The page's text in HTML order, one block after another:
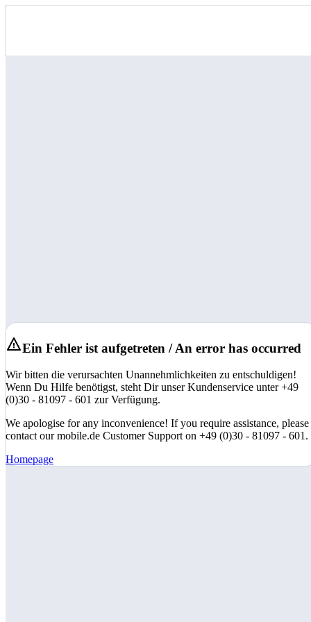
Ein Fehler ist aufgetreten / An error has occurred
Wir bitten die verursachten Unannehmlichkeiten zu entschuldigen!
Wenn Du Hilfe benötigst, steht Dir unser Kundenservice unter +49
(0)30 - 81097 - 601 zur Verfügung.
We apologise for any inconvenience! If you require assistance, please
contact our mobile.de Customer Support on +49 (0)30 - 81097 - 601.
Homepage